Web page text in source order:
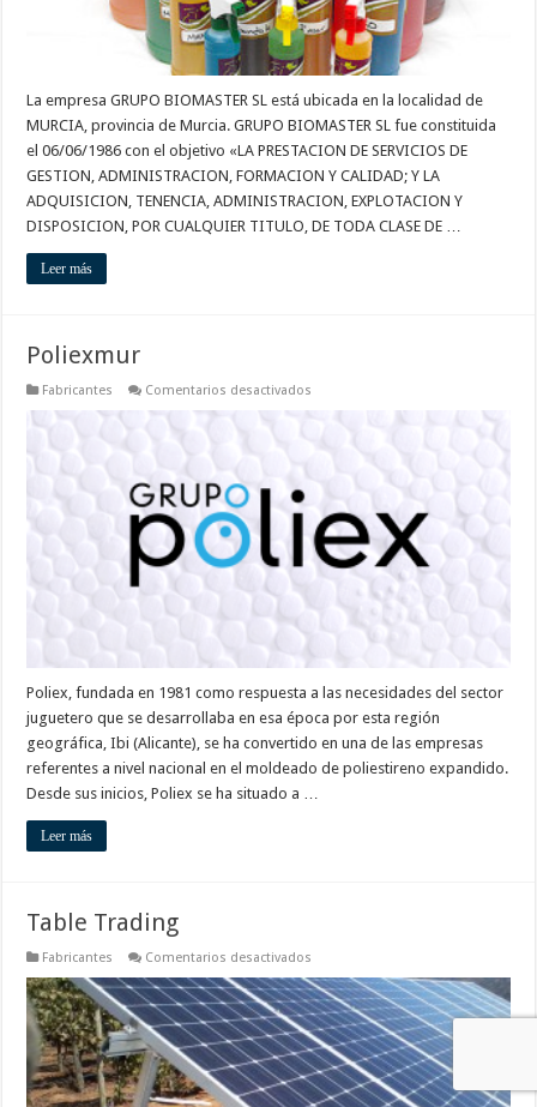
La empresa GRUPO BIOMASTER SL está ubicada en la localidad de
MURCIA, provincia de Murcia. GRUPO BIOMASTER SL fue constituida
el 06/06/1986 con el objetivo «LA PRESTACION DE SERVICIOS DE
GESTION, ADMINISTRACION, FORMACION Y CALIDAD; Y LA
ADQUISICION, TENENCIA, ADMINISTRACION, EXPLOTACION Y
DISPOSICION, POR CUALQUIER TITULO, DE TODA CLASE DE …
Leer más
Poliexmur
Fabricantes Comentarios desactivados
Poliex, fundada en 1981 como respuesta a las necesidades del sector
juguetero que se desarrollaba en esa época por esta región
geográfica, Ibi (Alicante), se ha convertido en una de las empresas
referentes a nivel nacional en el moldeado de poliestireno expandido.
Desde sus inicios, Poliex se ha situado a …
Leer más
Table Trading
Fabricantes Comentarios desactivados
Trading